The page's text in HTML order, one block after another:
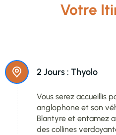
Votre
2 Jours : Thyolo
Vous serez accueillis
anglophone et son
Blantyre et entamez
des collines